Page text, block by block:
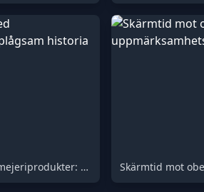
Mamman kamp med mejeriprodukter: En plågsam historia